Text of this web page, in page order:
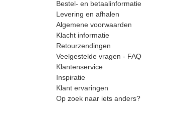
Bestel- en betaalinformatie
Levering en afhalen
Algemene voorwaarden
Klacht informatie
Retourzendingen
Veelgestelde vragen - FAQ
Klantenservice
Inspiratie
Klant ervaringen
Op zoek naar iets anders?